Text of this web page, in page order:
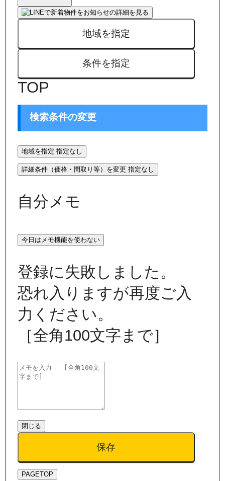
地域を指定
条件を指定
TOP
検索条件の変更
地域を指定 指定なし
詳細条件（価格・間取り等）を変更 指定なし
自分メモ
今日はメモ機能を使わない
登録に失敗しました。
恐れ入りますが再度ご入
力ください。
［全角100文字まで］
閉じる
保存
PAGETOP